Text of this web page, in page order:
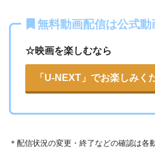
各動画共有サイトを実際に確認す
▶︎Openload(アクセスブロック中）
イトで配信されている動画は、著
いる恐れがあります。
また、著作権については、保護
無料動画配信は公式動
☆映画を楽しむなら
「U-NEXT」でお楽しみく
＊ 配信状況の変更・終了などの確認は各